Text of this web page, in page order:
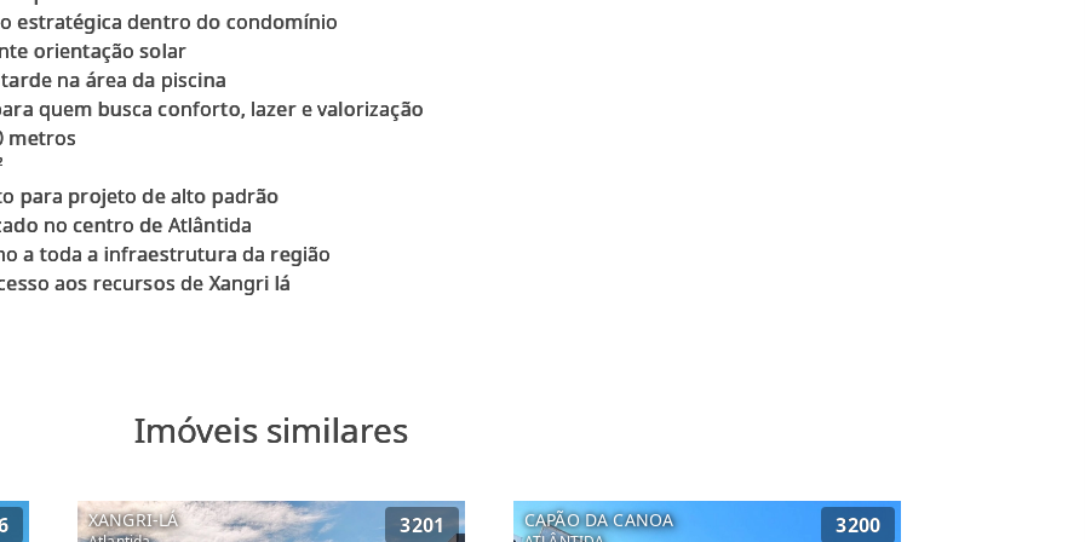
estratégica dentro do condomínio
orientação solar
na área da piscina
quem busca conforto, lazer e valorização
metros
para projeto de alto padrão
no centro de Atlântida
a toda a infraestrutura da região
Imóveis similares
XANGRI-LÁ 3201 CAPÃO DA CANOA 3200